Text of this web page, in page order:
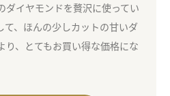
イヤモンドを贅沢に使ってい
て、ほんの少しカットの甘いダ
り、とてもお買い得な価格にな